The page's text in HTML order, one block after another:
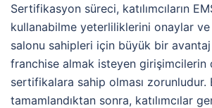
Sertifikasyon süreci, katılımcıların
kullanabilme yeterliliklerini onaylar
salonu sahipleri için büyük bir avantaj
franchise almak isteyen girişimcilerin
sertifikalara sahip olması zorunludur.
tamamlandıktan sonra, katılımcılar